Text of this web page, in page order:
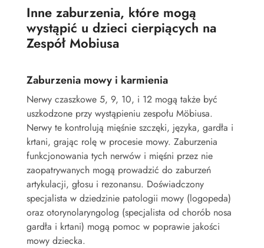
Inne zaburzenia, które mogą
wystąpić u dzieci cierpiących na
Zespół Mobiusa
Zaburzenia mowy i karmienia
Nerwy czaszkowe 5, 9, 10, i 12 mogą także być
uszkodzone przy wystąpieniu zespołu Möbiusa.
Nerwy te kontrolują mięśnie szczęki, języka, gardła i
krtani, grając rolę w procesie mowy. Zaburzenia
funkcjonowania tych nerwów i mięśni przez nie
zaopatrywanych mogą prowadzić do zaburzeń
artykulacji, głosu i rezonansu. Doświadczony
specjalista w dziedzinie patologii mowy (logopeda)
oraz otorynolaryngolog (specjalista od chorób nosa
gardła i krtani) mogą pomoc w poprawie jakości
mowy dziecka.